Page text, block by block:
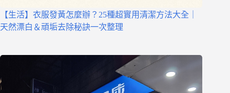
【生活】衣服發黃怎麼辦？25種超實用清潔方法大全｜
天然漂白＆頑垢去除秘訣一次整理